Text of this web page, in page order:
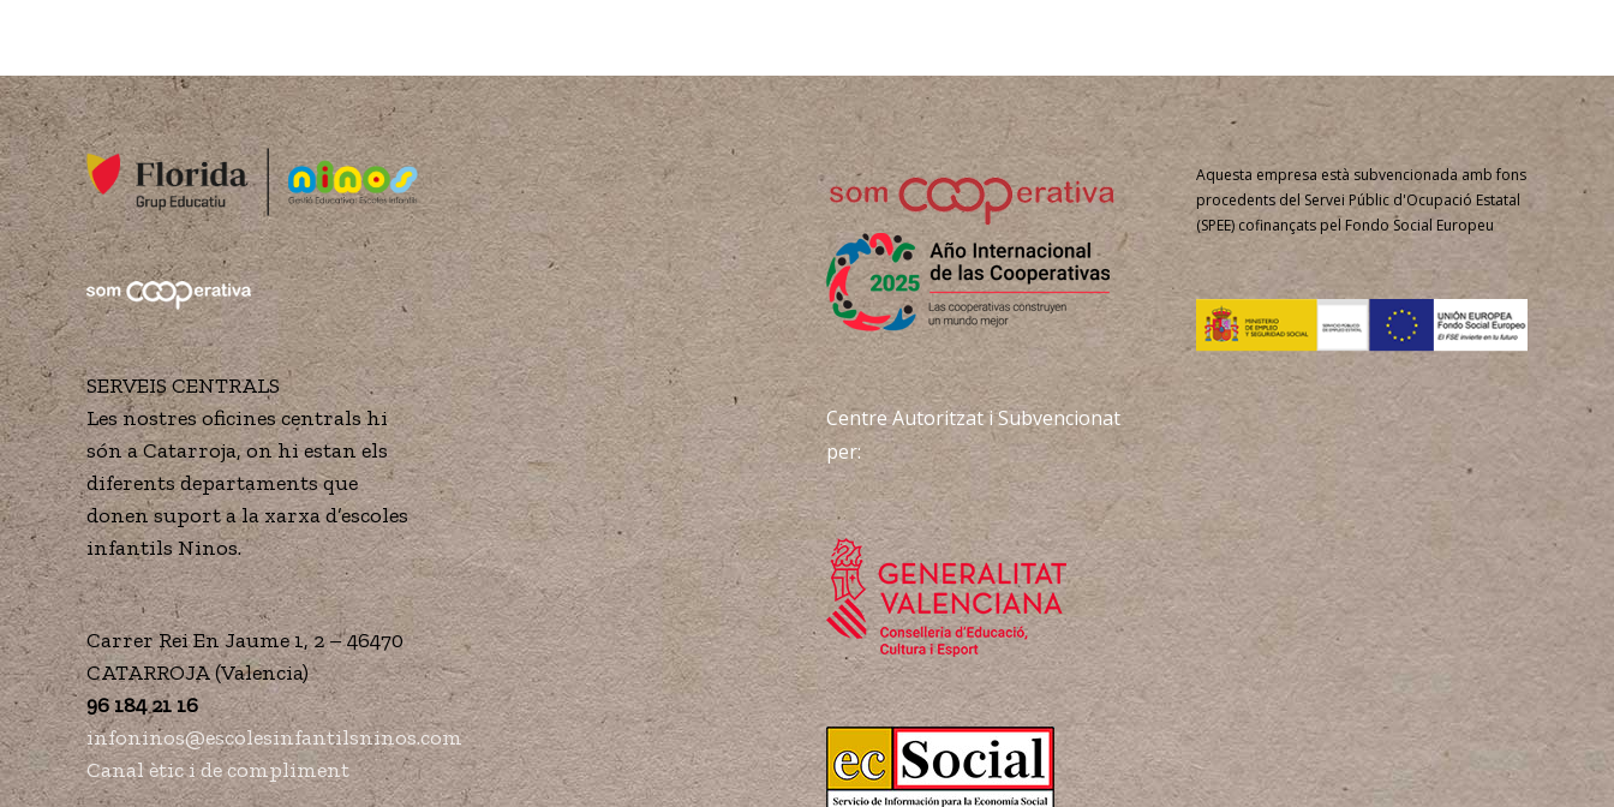
SERVEIS CENTRALS
Les nostres oficines centrals hi
són a Catarroja, on hi estan els
diferents departaments que
donen suport a la xarxa d’escoles
infantils Ninos.
Carrer Rei En Jaume 1, 2 – 46470
CATARROJA (Valencia)
96 184 21 16
infoninos@escolesinfantilsninos.com
Canal ètic i de compliment
Centre Autoritzat i Subvencionat
per:
Aquesta empresa està subvencionada amb fons
procedents del Servei Públic d'Ocupació Estatal
(SPEE) cofinançats pel Fondo Social Europeu